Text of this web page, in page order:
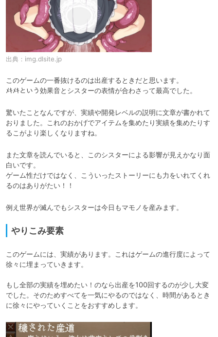
出典： img.dlsite.jp
このゲームの一番抜けるのは出産するときだと思います。
ﾒｷﾒｷという効果音とシスターの表情が合わさって最高でした。
驚いたことなんですが、実績や開発レベルの説明に文章が書かれて
おりました。これのおかげでアイテムを集めたり実績を集めたりす
るこがより楽しくなりますね。
また文章を読んでいると、このシスターによる影響が見えかなり面
白いです。
ゲーム性だけではなく、こういったストーリーにも力をいれてくれ
例え世界が滅んでもシスターは今日もマモノを産みます。
やりこみ要素
このゲームには、実績があります。これはゲームの進行度によって
徐々に埋まっていきます。
もし全部の実績を埋めたい！のなら出産を100回するのが少し大変
でした。そのためすべてを一気にやるのではなく、時間があるとき
に徐々にやっていくことをおすすめします。